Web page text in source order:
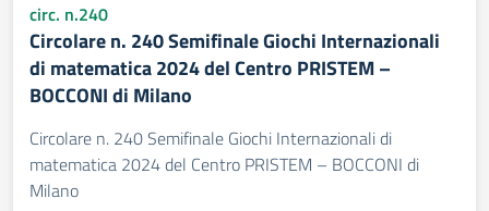
circ. n.240
Circolare n. 240 Semifinale Giochi Internazionali
di matematica 2024 del Centro PRISTEM –
BOCCONI di Milano
Circolare n. 240 Semifinale Giochi Internazionali di
matematica 2024 del Centro PRISTEM – BOCCONI di
Milano